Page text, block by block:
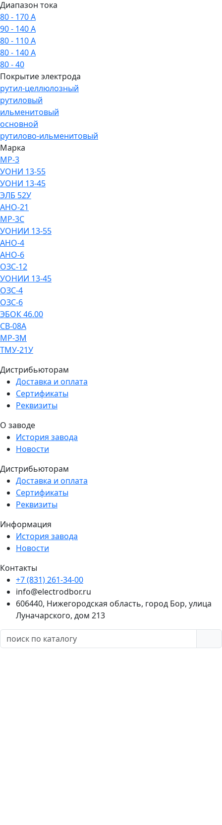
Диапазон тока
80 - 170 А
90 - 140 А
80 - 110 А
80 - 140 А
80 - 40
Покрытие электрода
рутил-целлюлозный
рутиловый
ильменитовый
основной
рутилово-ильменитовый
Марка
МР-3
УОНИ 13-55
УОНИ 13-45
ЭЛБ 52У
АНО-21
МР-3С
УОНИИ 13-55
АНО-4
АНО-6
ОЗС-12
УОНИИ 13-45
ОЗС-4
ОЗС-6
ЭБОК 46.00
СВ-08А
МР-3М
ТМУ-21У
Дистрибьюторам
Доставка и оплата
Сертификаты
Реквизиты
О заводе
История завода
Новости
Дистрибьюторам
Доставка и оплата
Сертификаты
Реквизиты
Информация
История завода
Новости
Контакты
+7 (831) 261-34-00
info@electrodbor.ru
606440, Нижегородская область, город Бор, улица
Луначарского, дом 213